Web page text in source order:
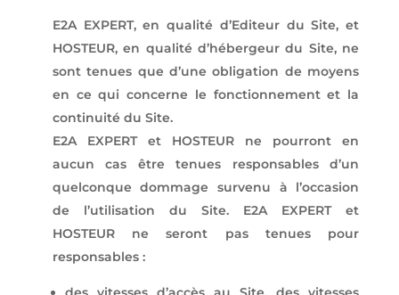
E2A EXPERT, en qualité d’Editeur du Site, et
HOSTEUR, en qualité d’hébergeur du Site, ne
sont tenues que d’une obligation de moyens
en ce qui concerne le fonctionnement et la
continuité du Site.
E2A EXPERT et HOSTEUR ne pourront en
aucun cas être tenues responsables d’un
quelconque dommage survenu à l’occasion
de l’utilisation du Site. E2A EXPERT et
HOSTEUR ne seront pas tenues pour
responsables :